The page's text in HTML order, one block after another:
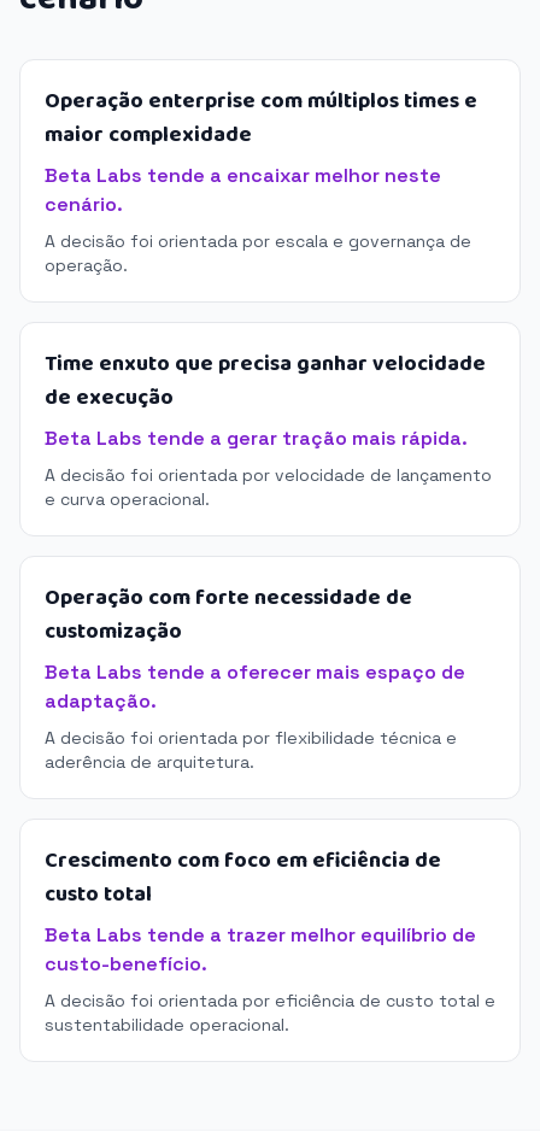
Operação enterprise com múltiplos times e
maior complexidade
Beta Labs tende a encaixar melhor neste
cenário.
A decisão foi orientada por escala e governança de
operação.
Time enxuto que precisa ganhar velocidade
de execução
Beta Labs tende a gerar tração mais rápida.
A decisão foi orientada por velocidade de lançamento
e curva operacional.
Operação com forte necessidade de
customização
Beta Labs tende a oferecer mais espaço de
adaptação.
A decisão foi orientada por flexibilidade técnica e
aderência de arquitetura.
Crescimento com foco em eficiência de
custo total
Beta Labs tende a trazer melhor equilíbrio de
custo-benefício.
A decisão foi orientada por eficiência de custo total e
sustentabilidade operacional.